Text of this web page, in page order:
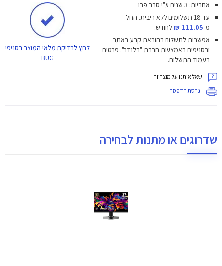
אחריות: 3 שנים ע"י סרב פרו
עד 18 תשלומים ללא ריבית.
החל
מ-111.05 ₪
לחודש.
אפשרות לתשלום בהוראת קבע באתר
ובסניפים באמצעות חברת "בלנדר". פרטים
בעמוד התשלום.
שאל אותנו על מוצר זה
גרסת הדפסה
לחץלבדיקת מלאי המוצר בסניפי
BUG
שדרוגים או מתנות לבחירה